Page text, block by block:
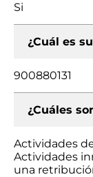
Si
¿Cuál es
900880131
¿Cuáles
Actividades
Actividades
una